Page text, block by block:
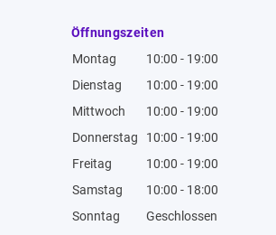
Öffnungszeiten
Montag
10:00 - 19:00
Dienstag
10:00 - 19:00
Mittwoch
10:00 - 19:00
Donnerstag
10:00 - 19:00
Freitag
10:00 - 19:00
Samstag
10:00 - 18:00
Sonntag
Geschlossen